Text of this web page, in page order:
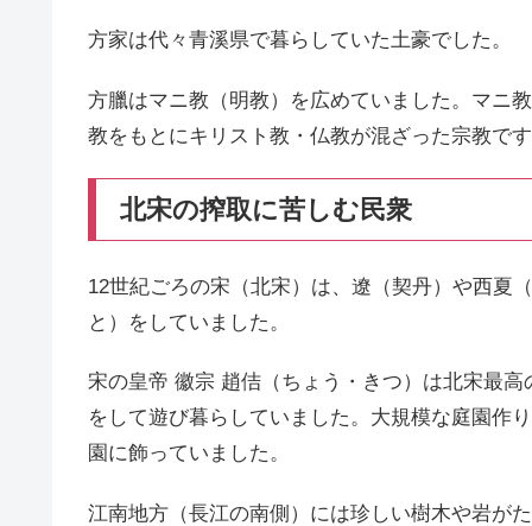
方家は代々青溪県で暮らしていた土豪でした。
方臘はマニ教（明教）を広めていました。マニ
教をもとにキリスト教・仏教が混ざった宗教です
北宋の搾取に苦しむ民衆
12世紀ごろの宋（北宋）は、遼（契丹）や西夏
と）をしていました。
宋の皇帝 徽宗 趙佶（ちょう・きつ）は北宋最
をして遊び暮らしていました。大規模な庭園作
園に飾っていました。
江南地方（長江の南側）には珍しい樹木や岩が